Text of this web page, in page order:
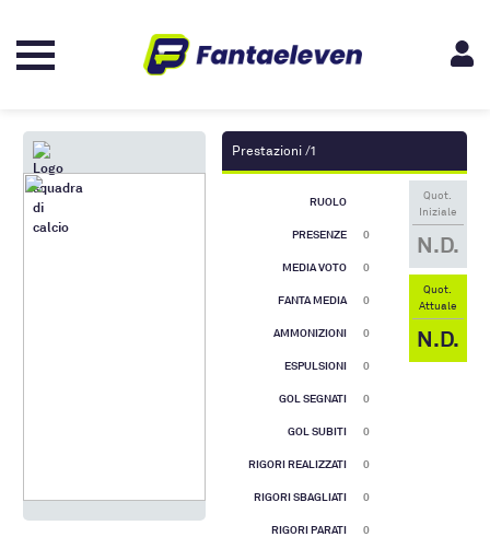
Prestazioni /1
RUOLO
PRESENZE 0
MEDIA VOTO 0
FANTA MEDIA 0
AMMONIZIONI 0
ESPULSIONI 0
GOL SEGNATI 0
GOL SUBITI 0
RIGORI REALIZZATI 0
RIGORI SBAGLIATI 0
RIGORI PARATI 0
Quot.
Iniziale
N.D.
Quot.
Attuale
N.D.